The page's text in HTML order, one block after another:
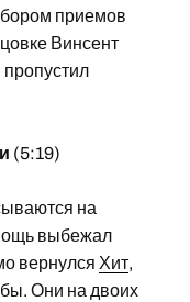
приемов
Винсент
пропустил
(5:19)
на
выбежал
вернулся Хит,
Они на двоих